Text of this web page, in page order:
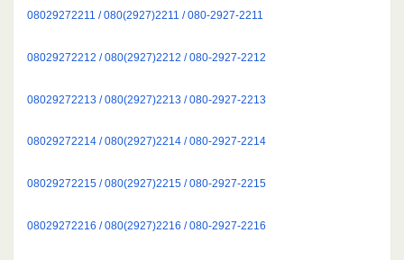
08029272211 / 080(2927)2211 / 080-2927-2211
08029272212 / 080(2927)2212 / 080-2927-2212
08029272213 / 080(2927)2213 / 080-2927-2213
08029272214 / 080(2927)2214 / 080-2927-2214
08029272215 / 080(2927)2215 / 080-2927-2215
08029272216 / 080(2927)2216 / 080-2927-2216